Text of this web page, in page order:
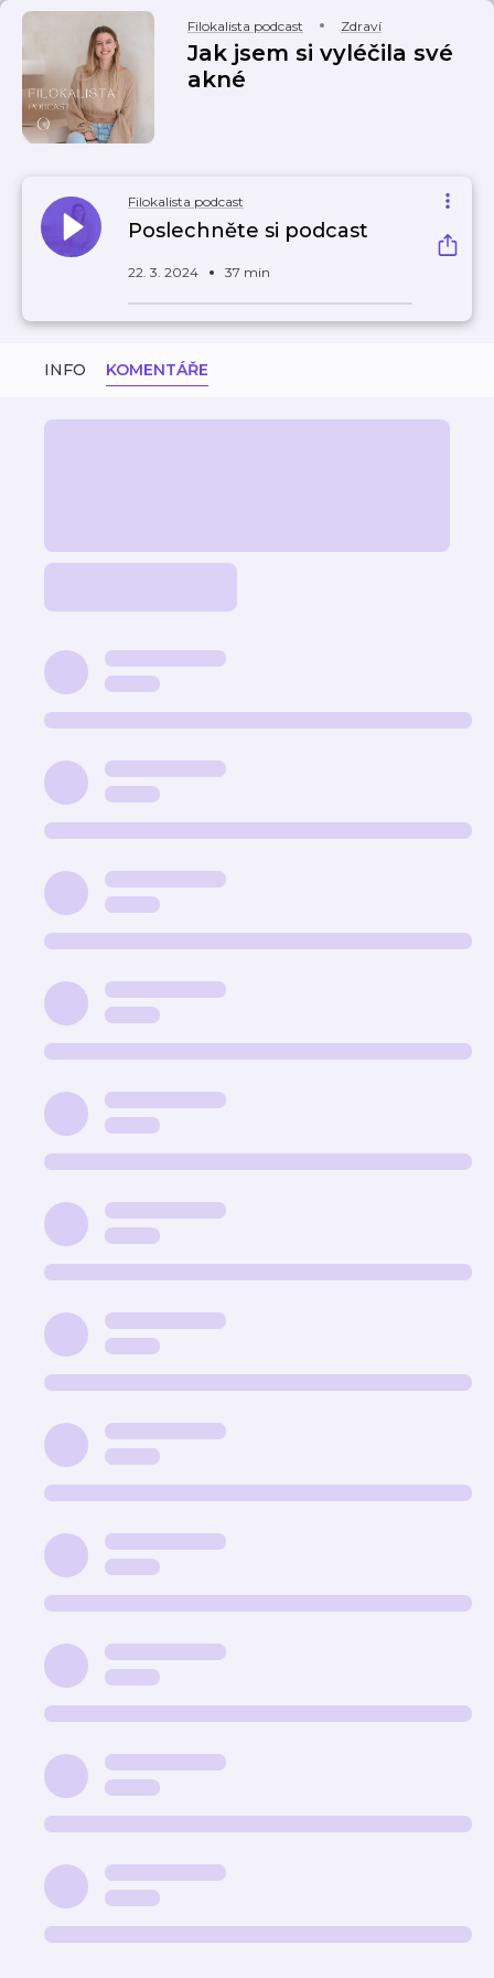
Filokalista podcast Zdraví
Jak jsem si vyléčila své
akné
Filokalista podcast
Poslechněte si podcast
22. 3. 2024 37 min
INFO KOMENTÁŘE